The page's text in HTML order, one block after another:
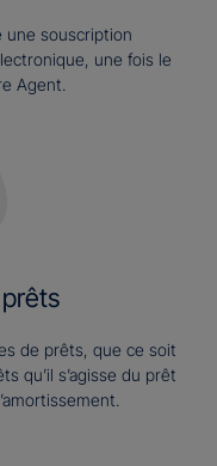
une souscription
une fois le
Agent.
de prêts, que ce soit
qu’il s’agisse du prêt